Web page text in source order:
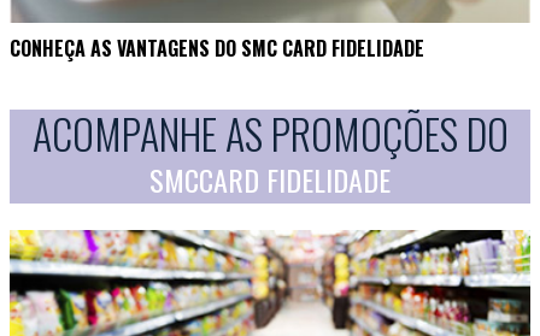
CONHEÇA AS VANTAGENS DO SMC CARD FIDELIDADE
ACOMPANHE AS PROMOÇÕES DO
SMCCARD FIDELIDADE